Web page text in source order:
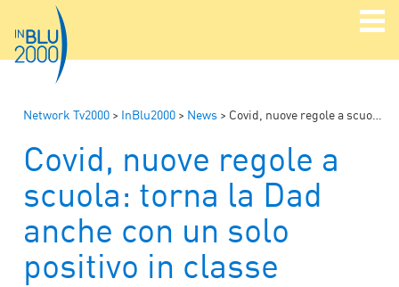
Network Tv2000 > InBlu2000 > News > Covid, nuove regole a scuola: torna la Dad anche con un solo positivo in classe
Covid, nuove regole a
scuola: torna la Dad
anche con un solo
positivo in classe